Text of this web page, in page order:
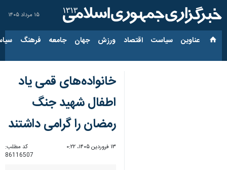
۱۵ مرداد ۱۴۰۵
عناوین‌ سیاست اقتصاد ورزش جهان جامعه فرهنگ
خانواده‌های قمی یاد
اطفال شهید جنگ
رمضان را گرامی داشتند
۱۳ فروردین ۱۴۰۵، ۰:۲۲
کد مطلب:
86116507